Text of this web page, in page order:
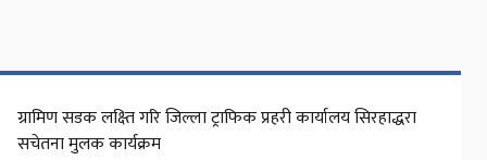
ग्रामिण सडक लक्ष्ति गरि जिल्ला ट्राफिक प्रहरी कार्यालय सिरहाद्धरा
सचेतना मुलक कार्यक्रम